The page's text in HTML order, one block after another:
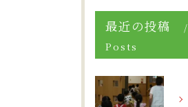
最近の投稿
Posts